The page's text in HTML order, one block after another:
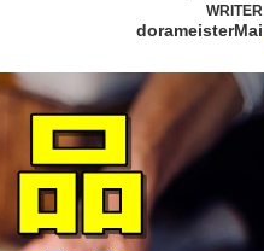
WRITER
dorameisterMai